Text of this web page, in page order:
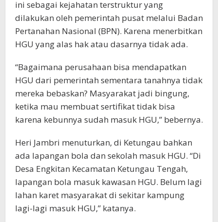
ini sebagai kejahatan terstruktur yang
dilakukan oleh pemerintah pusat melalui Badan
Pertanahan Nasional (BPN). Karena menerbitkan
HGU yang alas hak atau dasarnya tidak ada.
“Bagaimana perusahaan bisa mendapatkan
HGU dari pemerintah sementara tanahnya tidak
mereka bebaskan? Masyarakat jadi bingung,
ketika mau membuat sertifikat tidak bisa
karena kebunnya sudah masuk HGU,” bebernya.
Heri Jambri menuturkan, di Ketungau bahkan
ada lapangan bola dan sekolah masuk HGU. “Di
Desa Engkitan Kecamatan Ketungau Tengah,
lapangan bola masuk kawasan HGU. Belum lagi
lahan karet masyarakat di sekitar kampung
lagi-lagi masuk HGU,” katanya.